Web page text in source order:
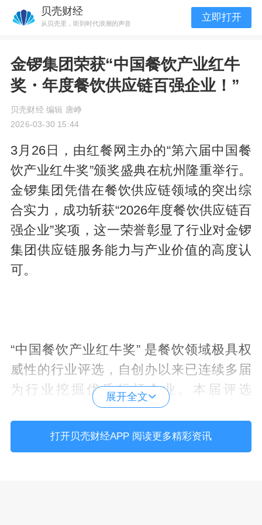
贝壳财经
从贝壳里，听到时代浪潮的声音
立即打开
金锣集团荣获“中国餐饮产业红牛
奖・年度餐饮供应链百强企业！”
贝壳财经 编辑 唐峥
2026-03-30 15:44
3月26日，由红餐网主办的“第六届中国餐
饮产业红牛奖”颁奖盛典在杭州隆重举行。
金锣集团凭借在餐饮供应链领域的突出综
合实力，成功斩获“2026年度餐饮供应链百
强企业”奖项，这一荣誉彰显了行业对金锣
集团供应链服务能力与产业价值的高度认
可。
“中国餐饮产业红牛奖” 是餐饮领域极具权
威性的行业评选，自创办以来已连续多届
为行业挖掘优质标杆企业。本届评选
中，“餐饮供应链百强企业” 作为核心奖
项，从营收规模、供应能力、科技创新、
渠道服务等多个维度进行严苛筛选，最终
展开全文
打开贝壳财经APP 阅读更多精彩资讯